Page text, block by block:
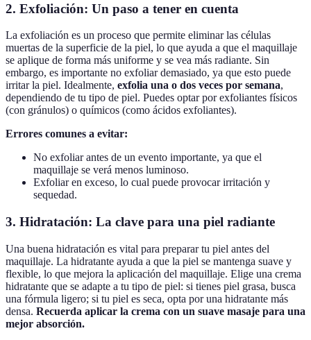
2. Exfoliación: Un paso a tener en cuenta
La exfoliación es un proceso que permite eliminar las células
muertas de la superficie de la piel, lo que ayuda a que el maquillaje
se aplique de forma más uniforme y se vea más radiante. Sin
embargo, es importante no exfoliar demasiado, ya que esto puede
irritar la piel. Idealmente, exfolia una o dos veces por semana,
dependiendo de tu tipo de piel. Puedes optar por exfoliantes físicos
(con gránulos) o químicos (como ácidos exfoliantes).
Errores comunes a evitar:
No exfoliar antes de un evento importante, ya que el
maquillaje se verá menos luminoso.
Exfoliar en exceso, lo cual puede provocar irritación y
sequedad.
3. Hidratación: La clave para una piel radiante
Una buena hidratación es vital para preparar tu piel antes del
maquillaje. La hidratante ayuda a que la piel se mantenga suave y
flexible, lo que mejora la aplicación del maquillaje. Elige una crema
hidratante que se adapte a tu tipo de piel: si tienes piel grasa, busca
una fórmula ligero; si tu piel es seca, opta por una hidratante más
densa. Recuerda aplicar la crema con un suave masaje para una
mejor absorción.